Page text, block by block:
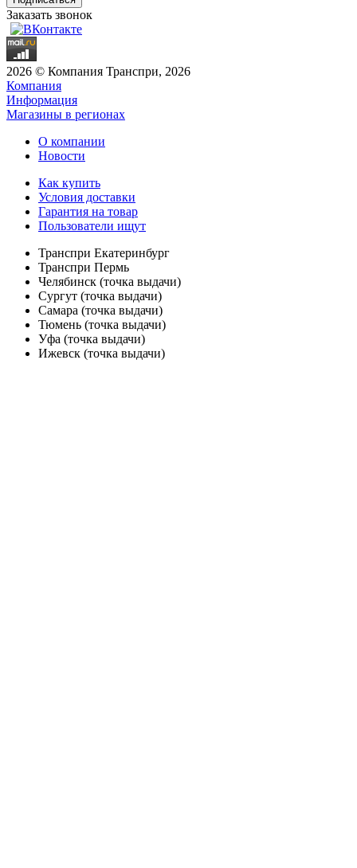
Заказать звонок
2026 © Компания Транспри, 2026
Компания
Информация
Магазины в регионах
О компании
Новости
Как купить
Условия доставки
Гарантия на товар
Пользователи ищут
Транспри Екатеринбург
Транспри Пермь
Челябинск (точка выдачи)
Сургут (точка выдачи)
Самара (точка выдачи)
Тюмень (точка выдачи)
Уфа (точка выдачи)
Ижевск (точка выдачи)